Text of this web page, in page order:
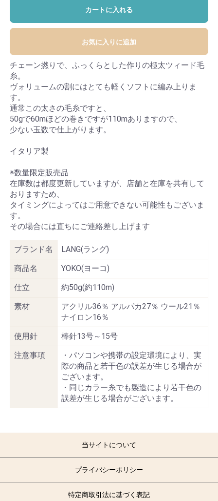
カートに入れる
お気に入りに追加
チェーン撚りで、ふっくらとした作りの極太ツィード毛
糸。
ヴォリュームの割にはとても軽くソフトに編み上りま
す。
通常この太さの毛糸ですと、
50gで60mほどの巻きですが110mありますので、
少ない玉数で仕上がります。
イタリア製
※数量限定販売品
在庫数は都度更新していますが、店舗と在庫を共有して
おりますため、
タイミングによってはご用意できない可能性もございま
す。
その場合には直ちにご連絡差し上げます
ブランド名 LANG(ラング)
商品名 YOKO(ヨーコ)
仕立 約50g(約110m)
素材
アクリル36％ アルパカ27％ ウール21％
ナイロン16％
使用針 棒針13号～15号
注意事項
・パソコンや携帯の設定環境により、実
際の商品と若干色の誤差が生じる場合が
ございます。
・同じカラー糸でも製造により若干色の
誤差が生じる場合がございます。
当サイトについて
プライバシーポリシー
特定商取引法に基づく表記